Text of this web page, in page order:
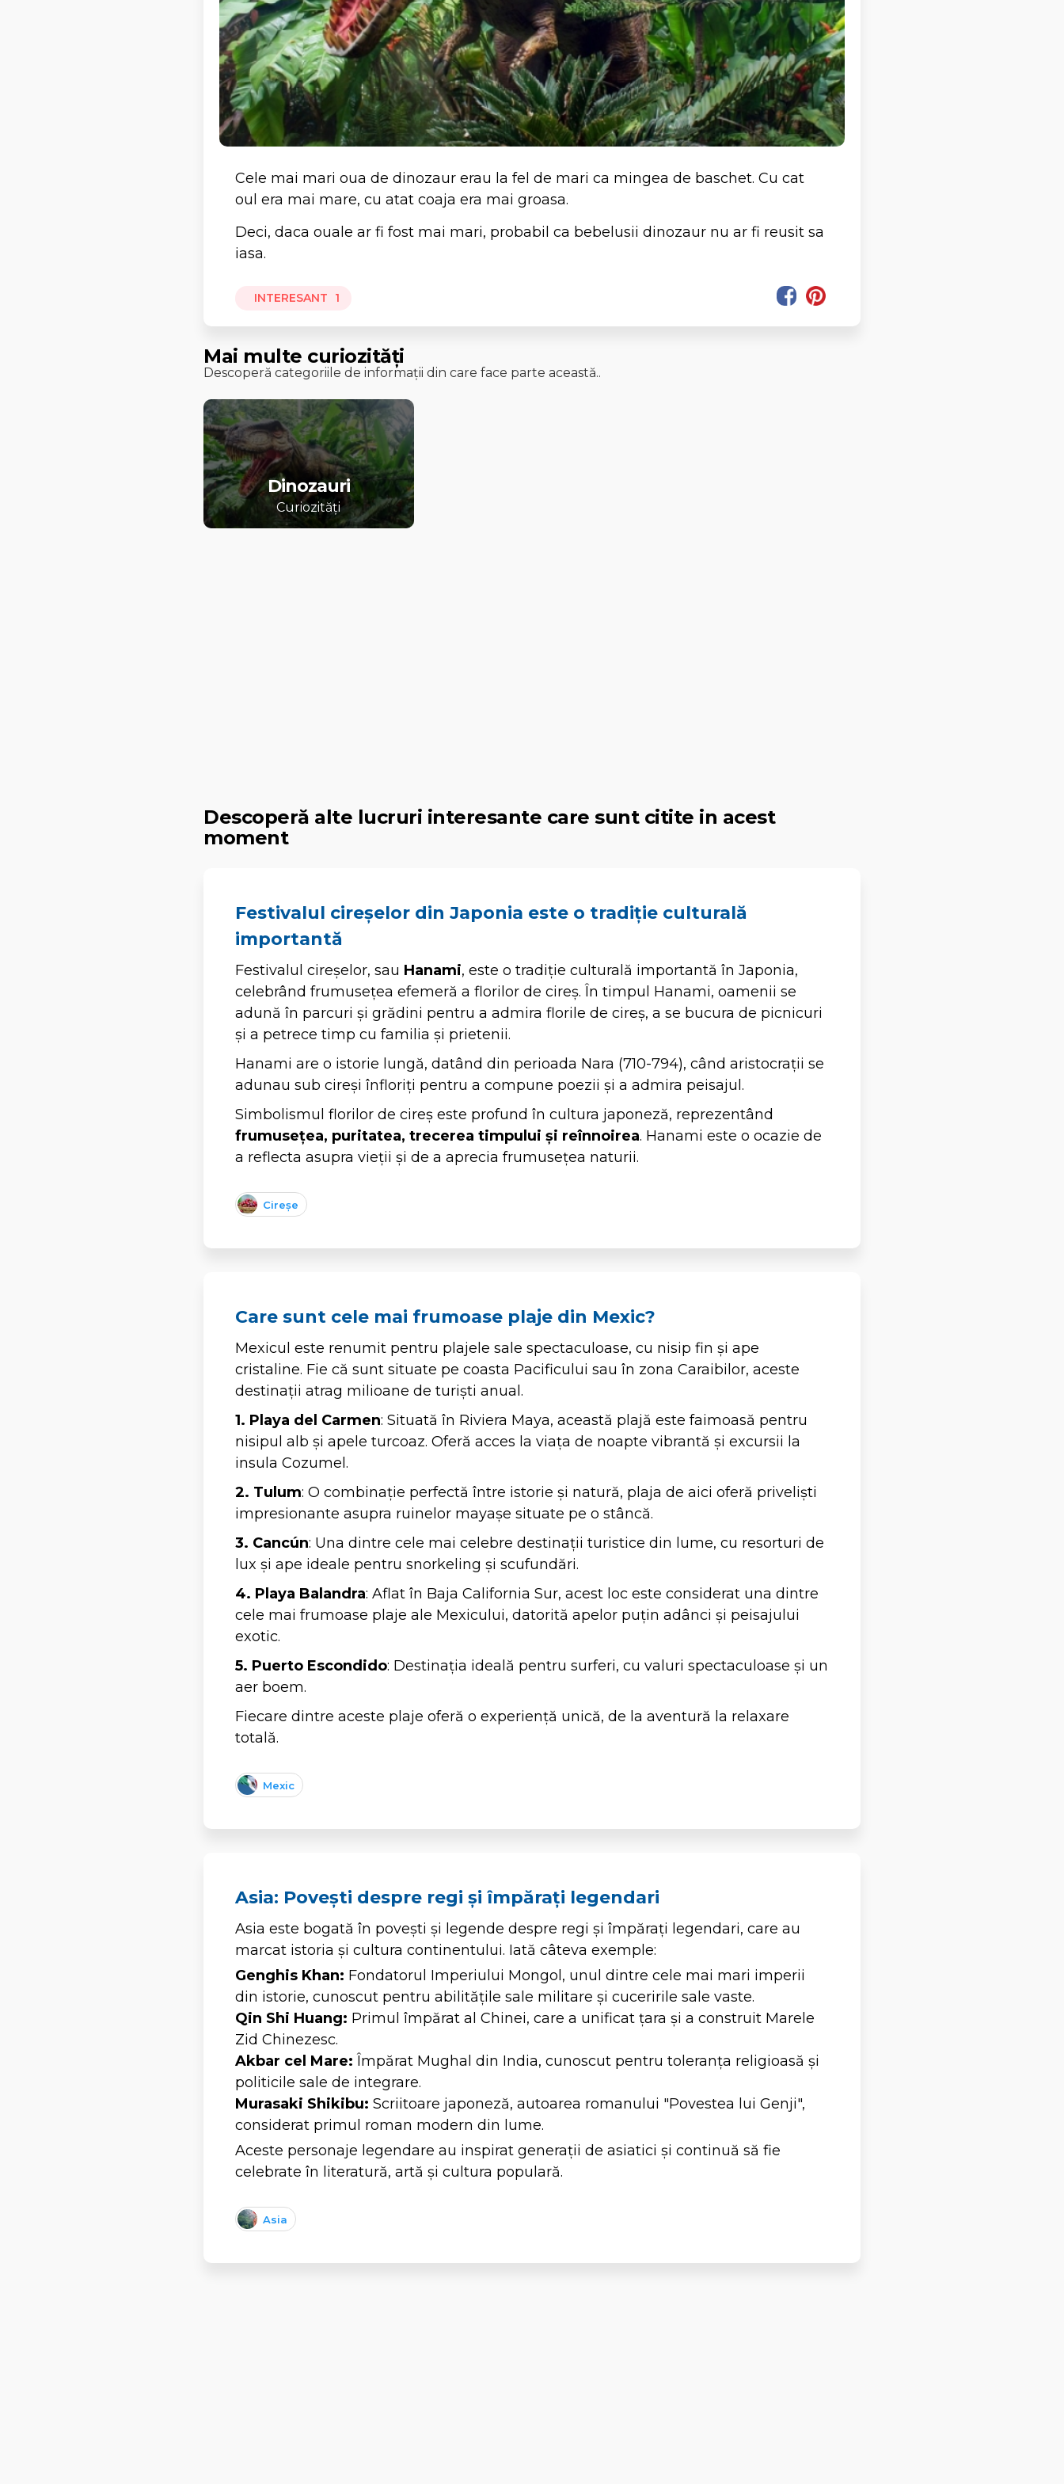
Cele mai mari oua de dinozaur erau la fel de mari ca mingea de baschet. Cu cat
oul era mai mare, cu atat coaja era mai groasa.
Deci, daca ouale ar fi fost mai mari, probabil ca bebelusii dinozaur nu ar fi reusit sa
iasa.
INTERESANT 1
Mai multe curiozități
Descoperă categoriile de informații din care face parte această..
Dinozauri
Curiozități
Descoperă alte lucruri interesante care sunt citite in acest
moment
Festivalul cireșelor din Japonia este o tradiție culturală
importantă
Festivalul cireșelor, sau Hanami, este o tradiție culturală importantă în Japonia,
celebrând frumusețea efemeră a florilor de cireș. În timpul Hanami, oamenii se
adună în parcuri și grădini pentru a admira florile de cireș, a se bucura de picnicuri
și a petrece timp cu familia și prietenii.
Hanami are o istorie lungă, datând din perioada Nara (710-794), când aristocrații se
adunau sub cireși înfloriți pentru a compune poezii și a admira peisajul.
Simbolismul florilor de cireș este profund în cultura japoneză, reprezentând
frumusețea, puritatea, trecerea timpului și reînnoirea. Hanami este o ocazie de
a reflecta asupra vieții și de a aprecia frumusețea naturii.
Cireșe
Care sunt cele mai frumoase plaje din Mexic?
Mexicul este renumit pentru plajele sale spectaculoase, cu nisip fin și ape
cristaline. Fie că sunt situate pe coasta Pacificului sau în zona Caraibilor, aceste
destinații atrag milioane de turiști anual.
1. Playa del Carmen: Situată în Riviera Maya, această plajă este faimoasă pentru
nisipul alb și apele turcoaz. Oferă acces la viața de noapte vibrantă și excursii la
insula Cozumel.
2. Tulum: O combinație perfectă între istorie și natură, plaja de aici oferă priveliști
impresionante asupra ruinelor mayașe situate pe o stâncă.
3. Cancún: Una dintre cele mai celebre destinații turistice din lume, cu resorturi de
lux și ape ideale pentru snorkeling și scufundări.
4. Playa Balandra: Aflat în Baja California Sur, acest loc este considerat una dintre
cele mai frumoase plaje ale Mexicului, datorită apelor puțin adânci și peisajului
exotic.
5. Puerto Escondido: Destinația ideală pentru surferi, cu valuri spectaculoase și un
aer boem.
Fiecare dintre aceste plaje oferă o experiență unică, de la aventură la relaxare
totală.
Mexic
Asia: Povești despre regi și împărați legendari
Asia este bogată în povești și legende despre regi și împărați legendari, care au
marcat istoria și cultura continentului. Iată câteva exemple:
Genghis Khan: Fondatorul Imperiului Mongol, unul dintre cele mai mari imperii
din istorie, cunoscut pentru abilitățile sale militare și cuceririle sale vaste.
Qin Shi Huang: Primul împărat al Chinei, care a unificat țara și a construit Marele
Zid Chinezesc.
Akbar cel Mare: Împărat Mughal din India, cunoscut pentru toleranța religioasă și
politicile sale de integrare.
Murasaki Shikibu: Scriitoare japoneză, autoarea romanului "Povestea lui Genji",
considerat primul roman modern din lume.
Aceste personaje legendare au inspirat generații de asiatici și continuă să fie
celebrate în literatură, artă și cultura populară.
Asia